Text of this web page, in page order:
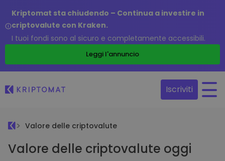
Kriptomat sta chiudendo – Continua a investire in
criptovalute con Kraken.
I tuoi fondi sono al sicuro e completamente accessibili.
Leggi l'annuncio
Iscriviti
Valore delle criptovalute
Valore delle criptovalute oggi